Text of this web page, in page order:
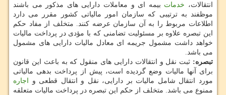
انتقالات، خدمات بیمه ای و معاملات دارایی های مذكور می باشند
موظفند به ترتیبی كه سازمان امور مالیاتی كشور مقرر می دارد
اطلاعات مربوط را به آن سازمان عرضه كنند. متخلف از مفاد حكم
این تبصره علاوه بر مسئولیت تضامنی كه با مؤدی در پرداخت مالیات
خواهد داشت مشمول جریمه ای معادل مالیات دارایی های مشمول
می باشد.
تبصره: ثبت نقل و انتقالات دارایی های منقول كه به باعث این قانون
برای آنها مالیات وضع گردیده است، پیش از پرداخت بدهی مالیاتی
مورد انتقال شامل مالیات بر دارایی، نقل و انتقال قطعی و
اجاره
ممنوع می باشد. متخلف از حكم این تبصره در پرداخت مالیات متعلقه